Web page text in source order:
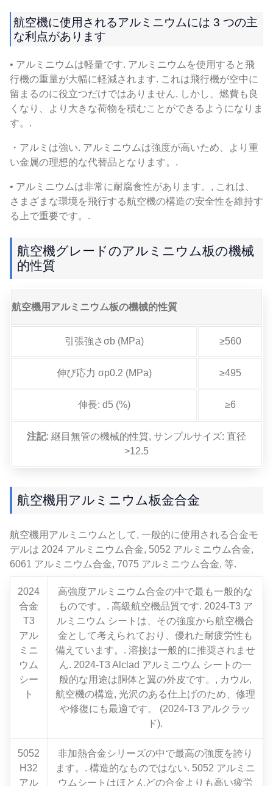
航空機に使用されるアルミニウムには 3 つの主
な利点があります
• アルミニウムは軽量です. アルミニウムを使用すると飛
行機の重量が大幅に軽減されます. これは飛行機が空中に
留まるのに役立つだけではありません, しかし、燃費も良
くなり、より大きな荷物を積むことができるようになりま
す。.
・アルミは強い. アルミニウムは強度が高いため、より重
い金属の理想的な代替品となります。.
• アルミニウムは非常に耐腐食性があります。, これは、
さまざまな環境を飛行する航空機の構造の安全性を維持す
る上で重要です。.
航空機グレードのアルミニウム板の機械
的性質
航空機用アルミニウム板の機械的性質
引張強さσb (MPa) ≥560
伸び応力 σp0.2 (MPa) ≥495
伸長: d5 (%) ≥6
注記: 継目無管の機械的性質, サンプルサイズ: 直径
>12.5
航空機用アルミニウム板金合金
航空機用アルミニウムとして, 一般的に使用される合金モ
デルは 2024 アルミニウム合金, 5052 アルミニウム合金,
6061 アルミニウム合金, 7075 アルミニウム合金, 等.
2024
合金
T3
アル
ミニ
ウム
シー
ト
高強度アルミニウム合金の中で最も一般的な
ものです。. 高級航空機品質です. 2024-T3 ア
ルミニウム シートは、その強度から航空機合
金として考えられており、優れた耐疲労性も
備えています。. 溶接は一般的に推奨されませ
ん. 2024-T3 Alclad アルミニウム シートの一
般的な用途は胴体と翼の外皮です。, カウル,
航空機の構造, 光沢のある仕上げのため、修理
や修復にも最適です。 (2024-T3 アルクラッ
ド).
5052
H32
アル
非加熱合金シリーズの中で最高の強度を誇り
ます。. 構造的なものではない. 5052 アルミニ
ウムシートはほとんどの合金よりも高い疲労